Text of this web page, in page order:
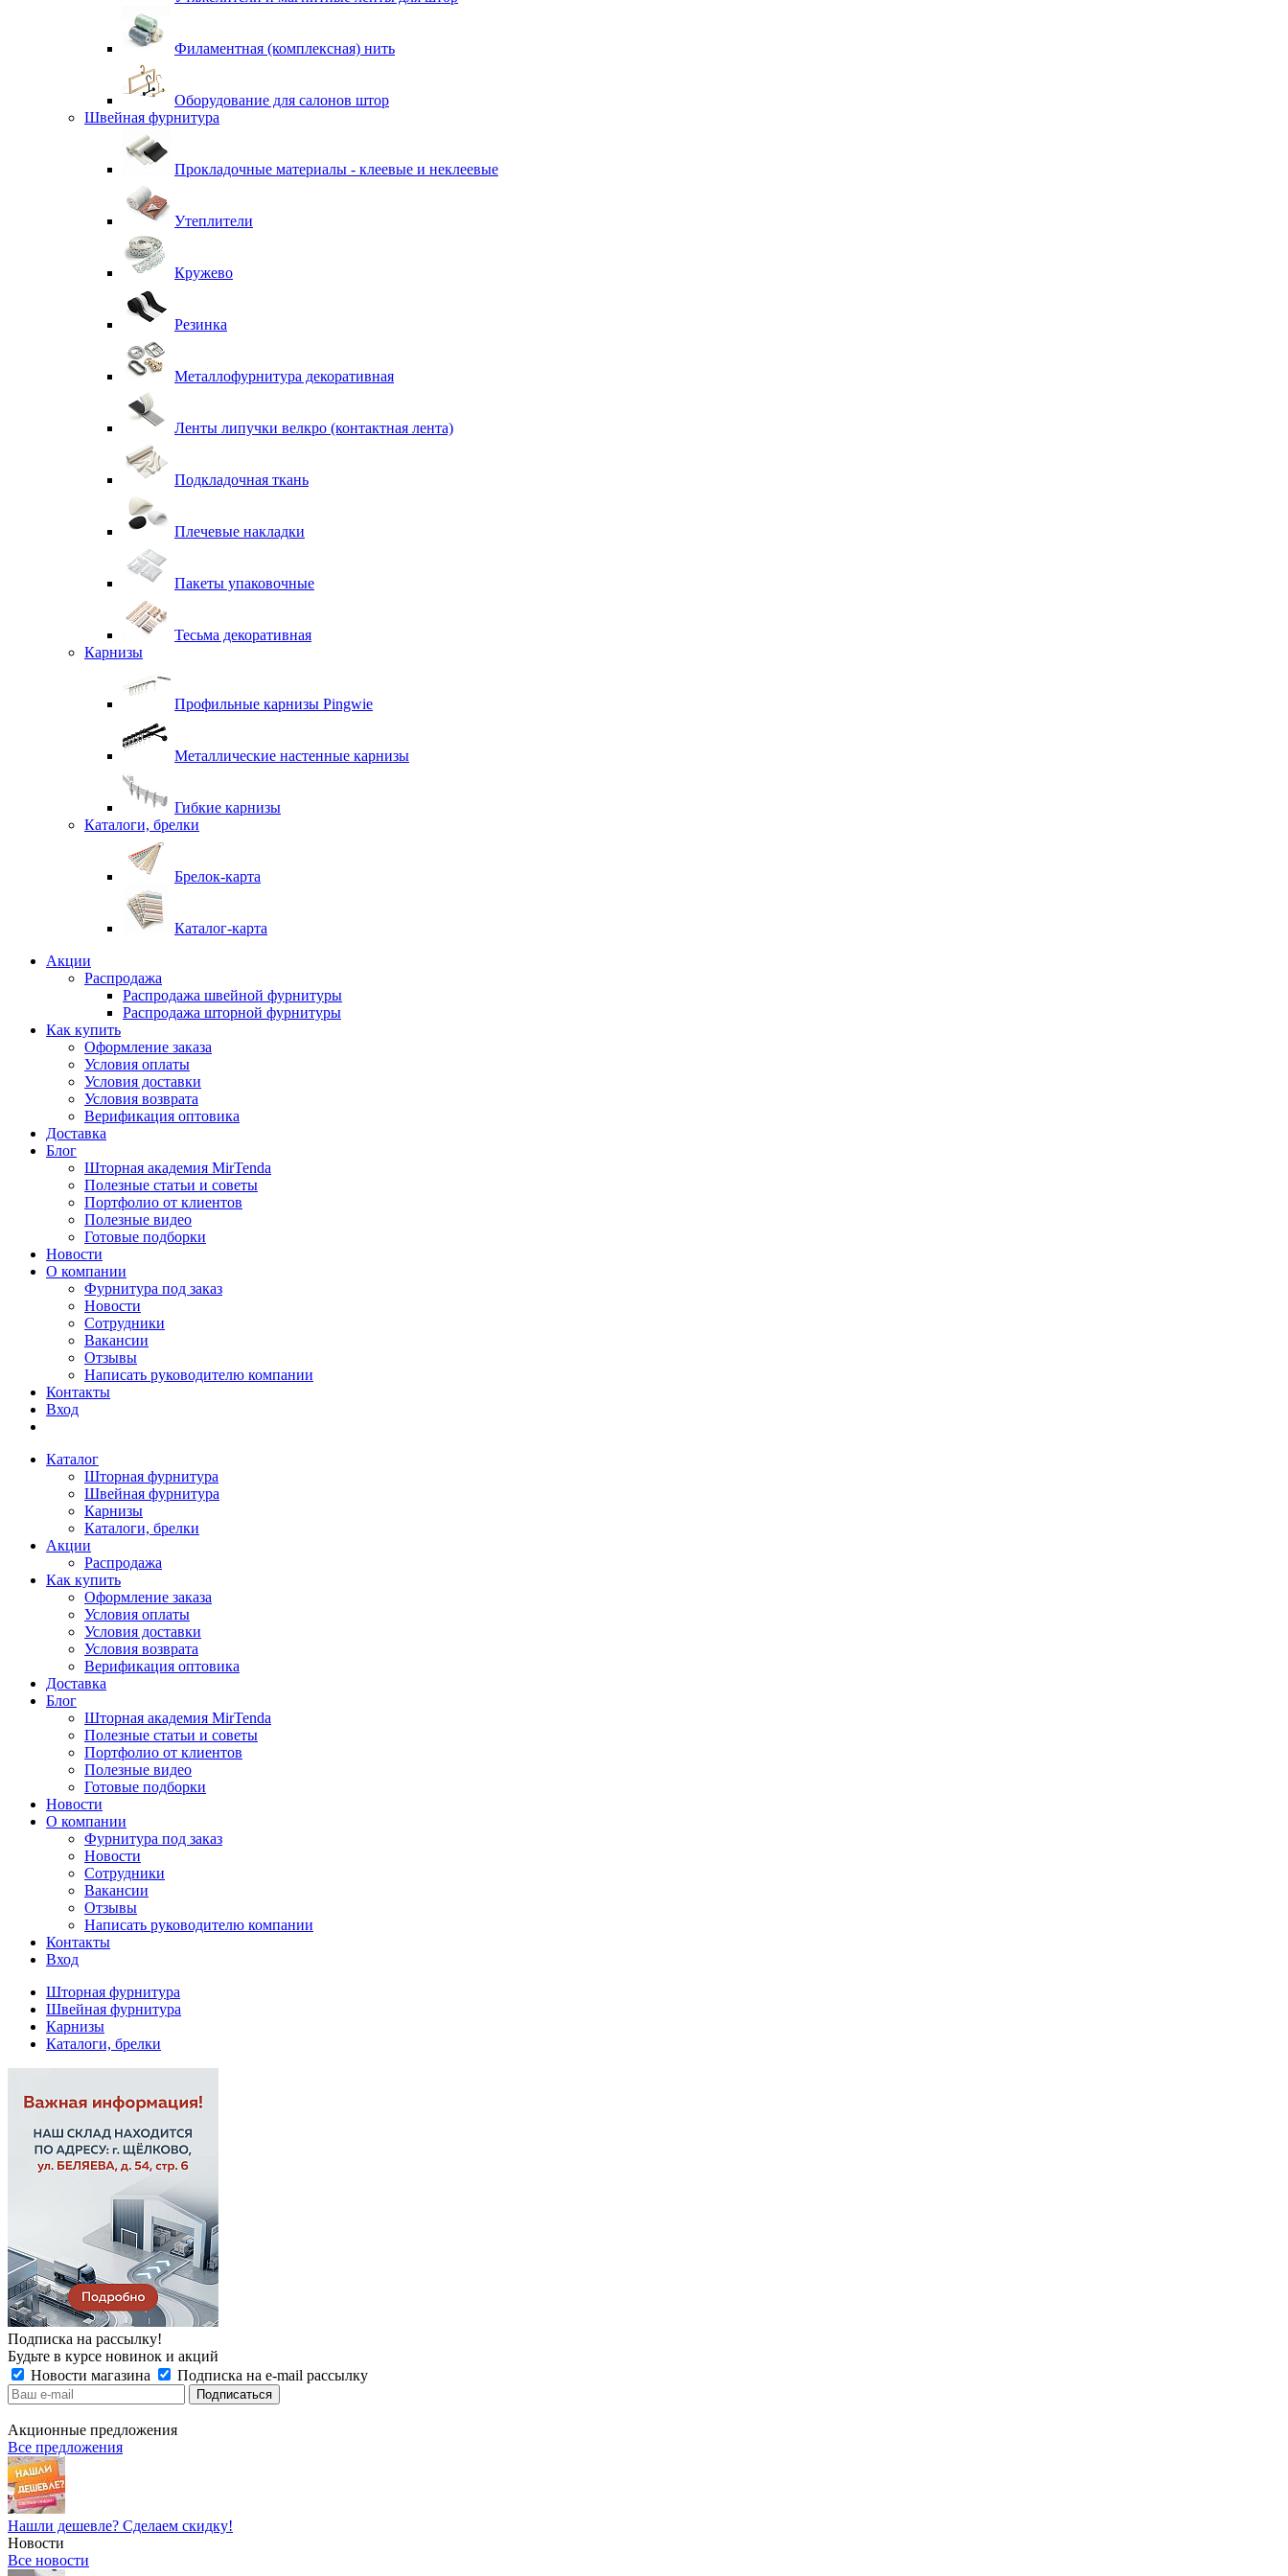
Филаментная (комплексная) нить
Оборудование для салонов штор
Швейная фурнитура
Прокладочные материалы - клеевые и неклеевые
Утеплители
Кружево
Резинка
Металлофурнитура декоративная
Ленты липучки велкро (контактная лента)
Подкладочная ткань
Плечевые накладки
Пакеты упаковочные
Тесьма декоративная
Карнизы
Профильные карнизы Pingwie
Металлические настенные карнизы
Гибкие карнизы
Каталоги, брелки
Брелок-карта
Каталог-карта
Акции
Распродажа
Распродажа швейной фурнитуры
Распродажа шторной фурнитуры
Как купить
Оформление заказа
Условия оплаты
Условия доставки
Условия возврата
Верификация оптовика
Доставка
Блог
Шторная академия MirTenda
Полезные статьи и советы
Портфолио от клиентов
Полезные видео
Готовые подборки
Новости
О компании
Фурнитура под заказ
Новости
Сотрудники
Вакансии
Отзывы
Написать руководителю компании
Контакты
Вход
Каталог
Шторная фурнитура
Швейная фурнитура
Карнизы
Каталоги, брелки
Акции
Распродажа
Как купить
Оформление заказа
Условия оплаты
Условия доставки
Условия возврата
Верификация оптовика
Доставка
Блог
Шторная академия MirTenda
Полезные статьи и советы
Портфолио от клиентов
Полезные видео
Готовые подборки
Новости
О компании
Фурнитура под заказ
Новости
Сотрудники
Вакансии
Отзывы
Написать руководителю компании
Контакты
Вход
Шторная фурнитура
Швейная фурнитура
Карнизы
Каталоги, брелки
Подписка на рассылку!
Будьте в курсе новинок и акций
Новости магазина
Подписка на e-mail рассылку
Акционные предложения
Все предложения
Нашли дешевле? Сделаем скидку!
Новости
Все новости